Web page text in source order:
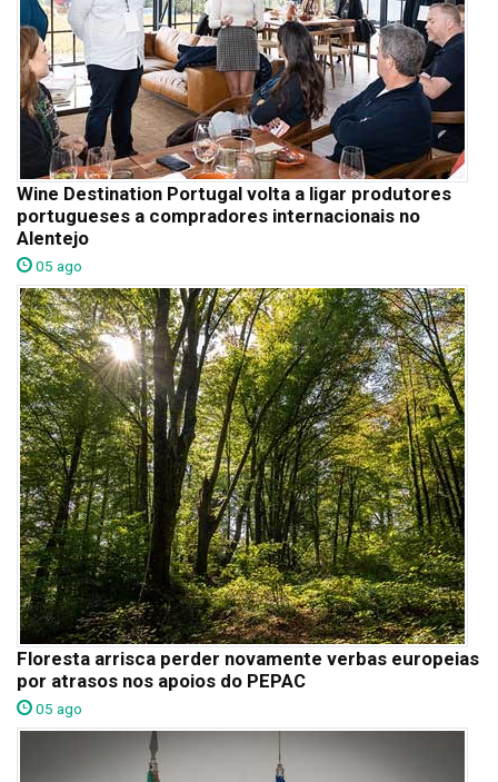
Wine Destination Portugal volta a ligar produtores
portugueses a compradores internacionais no
Alentejo
05 ago
Floresta arrisca perder novamente verbas europeias
por atrasos nos apoios do PEPAC
05 ago